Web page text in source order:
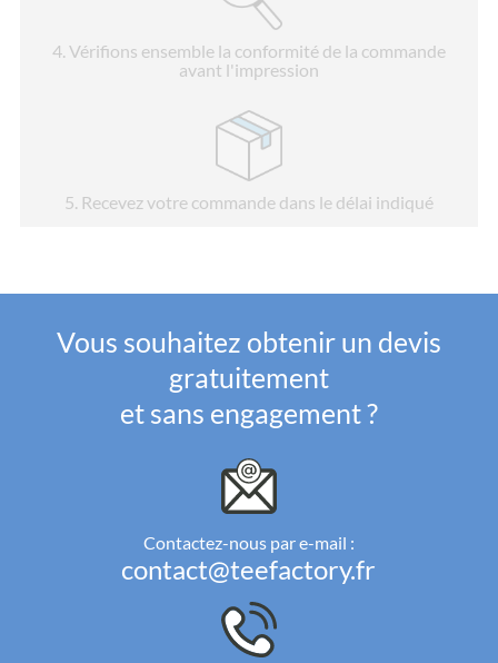
4. Vérifions ensemble la conformité de la commande
avant l'impression
5. Recevez votre commande dans le délai indiqué
Vous souhaitez obtenir un devis
gratuitement
et sans engagement ?
Contactez-nous par e-mail :
contact@teefactory.fr